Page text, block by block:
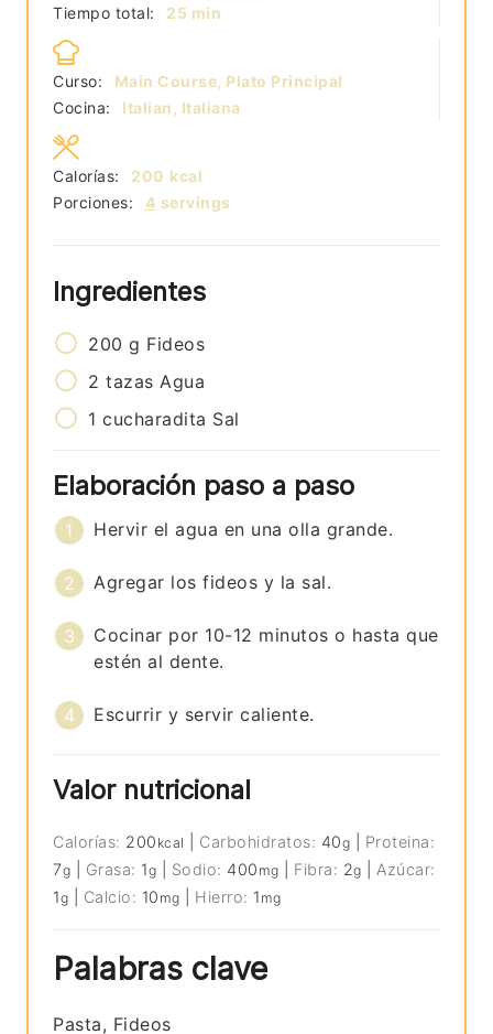
Tiempo total:
25 minutos
min
Curso:
Main Course, Plato Principal
Cocina:
Italian, Italiana
Porciones: 4 servings
Calorías: 200 kcal
Ingredientes
200 g Fideos
2 tazas Agua
1 cucharadita Sal
Elaboración paso a paso
Hervir el agua en una olla grande.
Agregar los fideos y la sal.
Cocinar por 10-12 minutos o hasta que
estén al dente.
Escurrir y servir caliente.
Valor nutricional
Calorías: 200 kcal Carbohidratos: 40g
Proteina:
7g Grasa: 1g Sodio: 400 mg Fibra: 2g
Azúcar:
1g Calcio: 10 mg Hierro: 1 mg
Palabras clave
Pasta, Fideos